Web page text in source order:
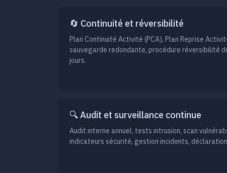
🔄 Continuité et réversibilité
Plan Continuité Activité (PCA), Plan Reprise
sauvegarde redondante, procédure réversibilité
jours.
🔍 Audit et surveillance continue
Audit interne annuel, tests intrusion, scan
indicateurs sécurité, gestion incidents,